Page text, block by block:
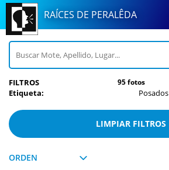
RAÍCES DE PERALÊDA
FILTROS
Etiqueta:
Posados
LIMPIAR FILTROS
ORDEN
95 fotos